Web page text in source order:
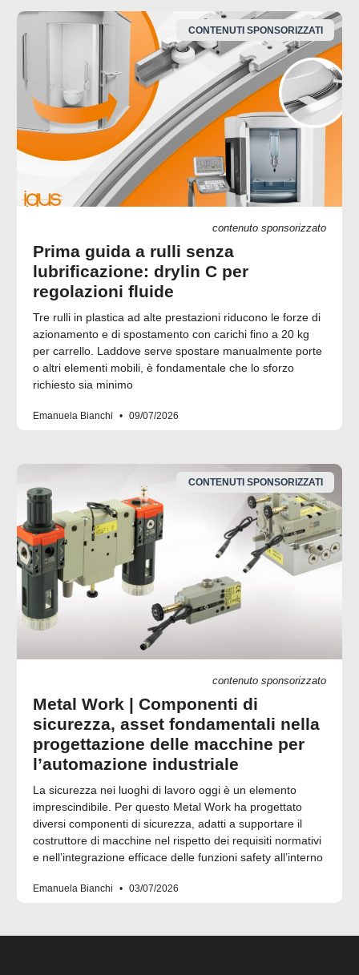
CONTENUTI SPONSORIZZATI
contenuto sponsorizzato
Prima guida a rulli senza
lubrificazione: drylin C per
regolazioni fluide
Tre rulli in plastica ad alte prestazioni riducono le forze di
azionamento e di spostamento con carichi fino a 20 kg
per carrello. Laddove serve spostare manualmente porte
o altri elementi mobili, è fondamentale che lo sforzo
richiesto sia minimo
Emanuela Bianchi 09/07/2026
CONTENUTI SPONSORIZZATI
contenuto sponsorizzato
Metal Work | Componenti di
sicurezza, asset fondamentali nella
progettazione delle macchine per
l’automazione industriale
La sicurezza nei luoghi di lavoro oggi è un elemento
imprescindibile. Per questo Metal Work ha progettato
diversi componenti di sicurezza, adatti a supportare il
costruttore di macchine nel rispetto dei requisiti normativi
e nell’integrazione efficace delle funzioni safety all’interno
Emanuela Bianchi 03/07/2026